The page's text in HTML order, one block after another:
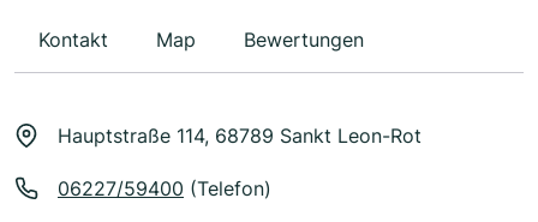
Kontakt Map Bewertungen
Hauptstraße 114, 68789 Sankt Leon-Rot
06227/59400 (Telefon)